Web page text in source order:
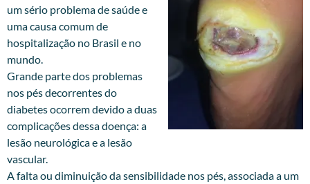
um sério problema de saúde e
uma causa comum de
hospitalização no Brasil e no
mundo.
Grande parte dos problemas
nos pés decorrentes do
diabetes ocorrem devido a duas
complicações dessa doença: a
lesão neurológica e a lesão
vascular.
A falta ou diminuição da sensibilidade nos pés, associada a um